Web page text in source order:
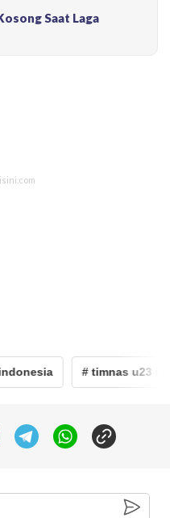
Saat Laga
# timnas u23